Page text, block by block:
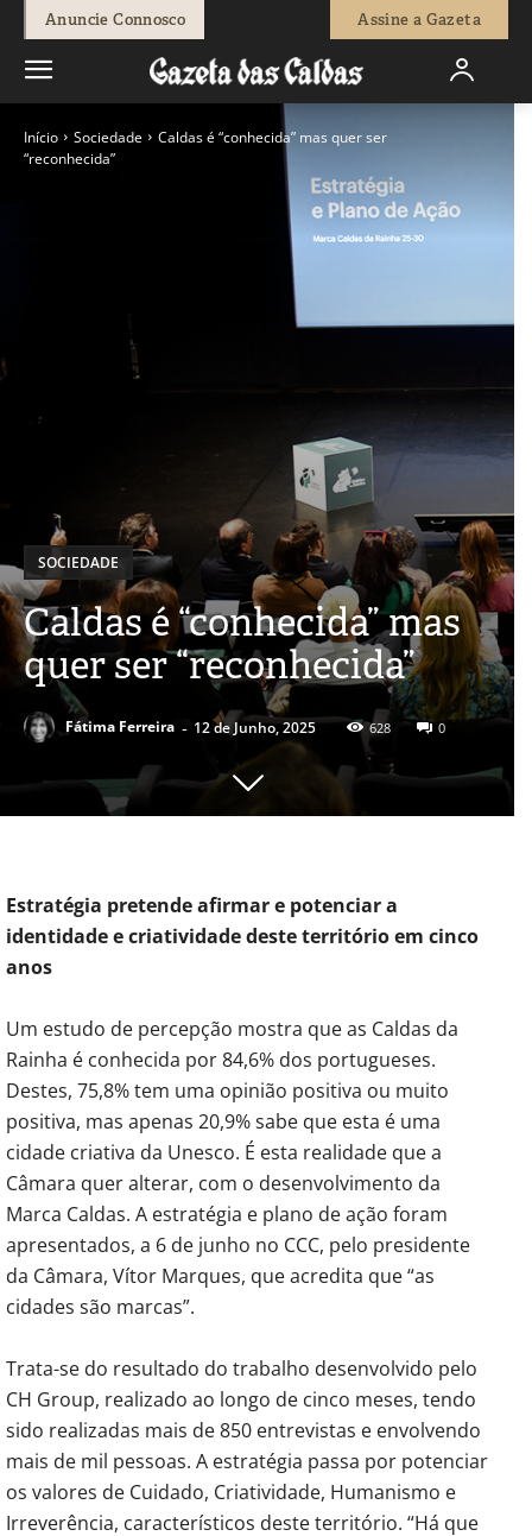
Anuncie Connosco Assine a Gazeta
Início Sociedade
Caldas é “conhecida” mas quer ser
“reconhecida”
SOCIEDADE
Caldas é “conhecida” mas
quer ser “reconhecida”
Fátima Ferreira - 12 de Junho, 2025 628 0
Estratégia pretende afirmar e potenciar a
identidade e criatividade deste território em cinco
anos
Um estudo de percepção mostra que as Caldas da
Rainha é conhecida por 84,6% dos portugueses.
Destes, 75,8% tem uma opinião positiva ou muito
positiva, mas apenas 20,9% sabe que esta é uma
cidade criativa da Unesco. É esta realidade que a
Câmara quer alterar, com o desenvolvimento da
Marca Caldas. A estratégia e plano de ação foram
apresentados, a 6 de junho no CCC, pelo presidente
da Câmara, Vítor Marques, que acredita que “as
cidades são marcas”.
Trata-se do resultado do trabalho desenvolvido pelo
CH Group, realizado ao longo de cinco meses, tendo
sido realizadas mais de 850 entrevistas e envolvendo
mais de mil pessoas. A estratégia passa por potenciar
os valores de Cuidado, Criatividade, Humanismo e
Irreverência, característicos deste território. “Há que